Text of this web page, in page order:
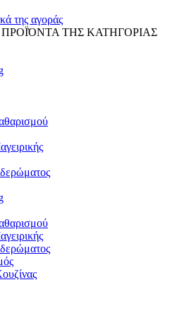
της αγοράς
ΤΗΣ ΚΑΤΗΓΟΡΙΑΣ